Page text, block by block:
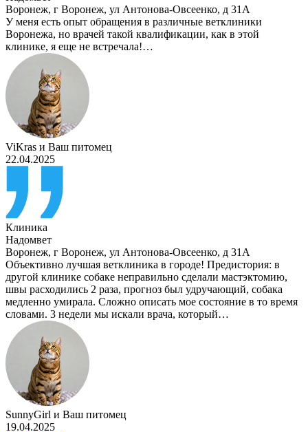
Воронеж, г Воронеж, ул Антонова-Овсеенко, д 31А
У меня есть опыт обращения в различные ветклиники
Воронежа, но врачей такой квалификации, как в этой
клинике, я еще не встречала!…
ViKras и Ваш питомец
22.04.2025
Клиника
Надомвет
Воронеж, г Воронеж, ул Антонова-Овсеенко, д 31А
Объективно лучшая ветклиника в городе! Предистория: в
другой клинике собаке неправильно сделали мастэктомию,
швы расходились 2 раза, прогноз был удручающий, собака
медленно умирала. Сложно описать мое состояние в то время
словами. 3 недели мы искали врача, который…
SunnyGirl и Ваш питомец
19.04.2025